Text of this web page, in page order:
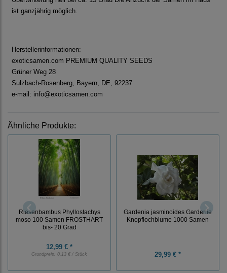
ist ganzjährig möglich.
Herstellerinformationen:
exoticsamen.com PREMIUM QUALITY SEEDS
Grüner Weg 28
Sulzbach-Rosenberg, Bayern, DE, 92237
e-mail: info@exoticsamen.com
Ähnliche Produkte:
Riesenbambus Phyllostachys
moso 100 Samen FROSTHART
bis- 20 Grad
12,99 € *
Grundpreis: 0,13 € / Stück
Gardenia jasminoides Gardenie
Knopflochblume 1000 Samen
29,99 € *